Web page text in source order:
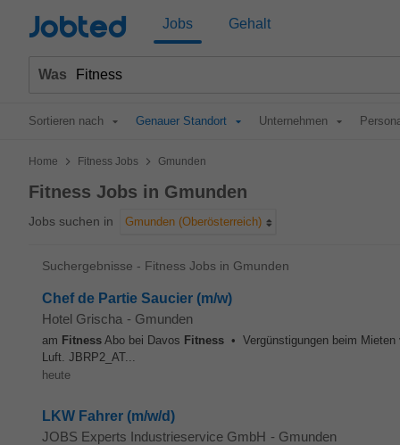
Jobted Jobs Gehalt
Was
Sortieren nach Genauer Standort Unternehmen
Home > Fitness Jobs > Gmunden
Fitness Jobs in Gmunden
Jobs suchen in Gmunden (Oberösterreich)
Suchergebnisse - Fitness Jobs in Gmunden
Chef de Partie Saucier (m/w)
Hotel Grischa - Gmunden
am Fitness Abo bei Davos Fitness • Vergünstigungen beim
Luft. JBRP2_AT...
heute
LKW Fahrer (m/w/d)
JOBS Experts Industrieservice GmbH - Gmunden